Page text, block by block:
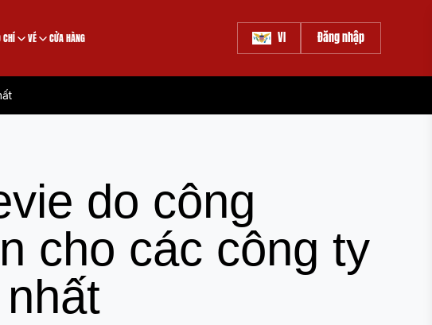
CHÍ VÉ CỬA HÀNG VI Đăng nhập
do công
cho các công ty